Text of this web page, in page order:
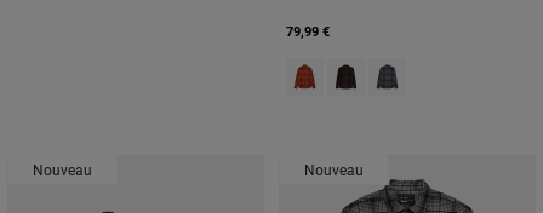
79,99 €
Product swatch type of Vert
Product swatch type of
Product swatch type
Nouveau Nouveau